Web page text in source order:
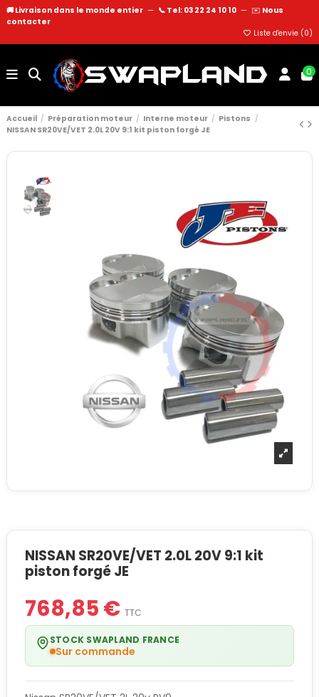
🚚 Livraison dans le monde entier — 📞 Tel: 03 22 24 10 10 — ✉️ Nous
contacter
Liste d'envie (0)
0
Accueil Préparation moteur Interne moteur
Pistons
NISSAN SR20VE/VET 2.0L 20V 9:1 kit piston forgé JE
NISSAN SR20VE/VET 2.0L 20V 9:1 kit
piston forgé JE
768,85 € TTC
STOCK SWAPLAND FRANCE
Sur commande